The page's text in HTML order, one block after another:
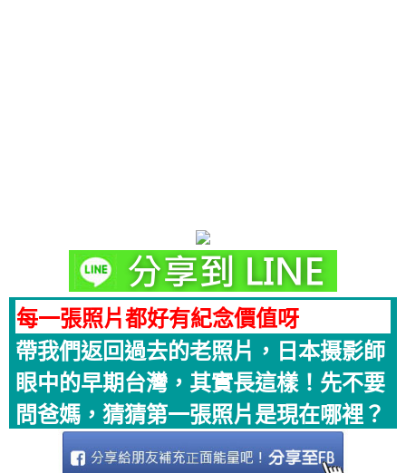
每一張照片都好有紀念價值呀
帶我們返回過去的老照片，日本摄影師
眼中的早期台灣，其實長這樣！先不要
問爸媽，猜猜第一張照片是現在哪裡？